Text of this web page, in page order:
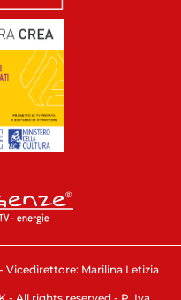
Vicedirettore: Marilina Letizia